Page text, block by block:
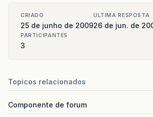
CRIADO
25 de junho de 2009
ULTIMA RESPOSTA
26 de jun. de
PARTICIPANTES
3
Topicos relacionados
Componente de forum